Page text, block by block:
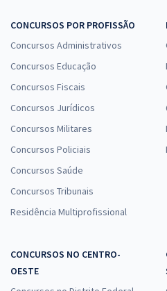
CONCURSOS POR PROFISSÃO
Concursos Administrativos
Concursos Educação
Concursos Fiscais
Concursos Jurídicos
Concursos Militares
Concursos Policiais
Concursos Saúde
Concursos Tribunais
Residência Multiprofissional
CONCURSOS NO CENTRO-
OESTE